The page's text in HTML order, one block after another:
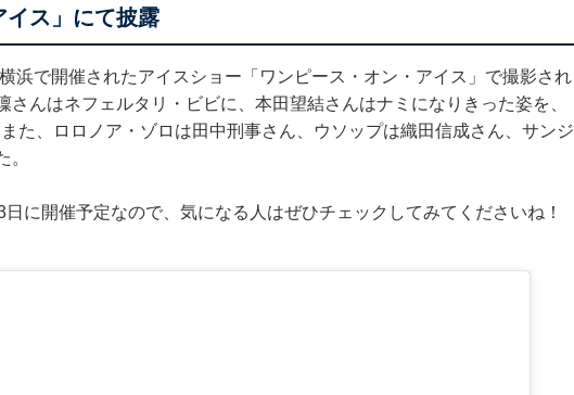
イス」にて披露
浜で開催されたアイスショー「ワンピース・オン・アイス」で撮影され
さんはネフェルタリ・ビビに、本田望結さんはナミになりきった姿を、
た、ロロノア・ゾロは田中刑事さん、ウソップは織田信成さん、サンジ
に開催予定なので、気になる人はぜひチェックしてみてくださいね！